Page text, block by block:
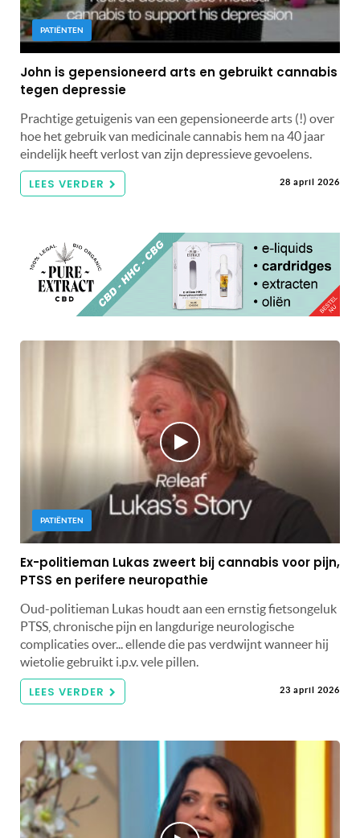
PATIËNTEN
John is gepensioneerd arts en gebruikt cannabis
tegen depressie
Prachtige getuigenis van een gepensioneerde arts (!) over
hoe het gebruik van medicinale cannabis hem na 40 jaar
eindelijk heeft verlost van zijn depressieve gevoelens.
LEES VERDER 28 april 2026
PATIËNTEN
Ex-politieman Lukas zweert bij cannabis voor pijn,
PTSS en perifere neuropathie
Oud-politieman Lukas houdt aan een ernstig fietsongeluk
PTSS, chronische pijn en langdurige neurologische
complicaties over... ellende die pas verdwijnt wanneer hij
wietolie gebruikt i.p.v. vele pillen.
LEES VERDER 23 april 2026